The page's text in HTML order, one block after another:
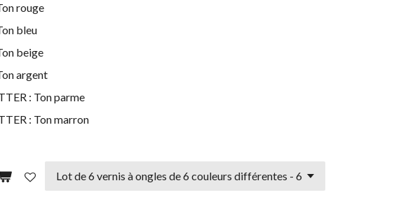
rouge
bleu
beige
argent
: Ton parme
: Ton marron